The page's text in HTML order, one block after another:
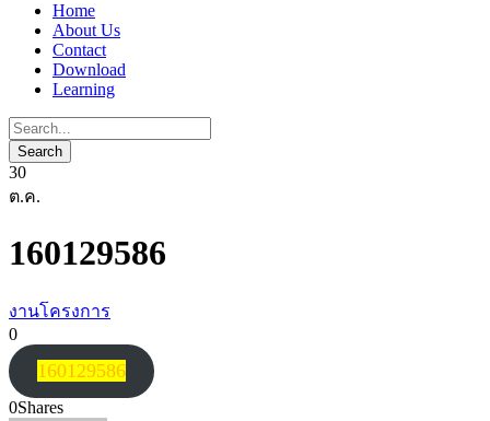
Home
About Us
Contact
Download
Learning
30
ต.ค.
160129586
งานโครงการ
0
160129586
0Shares